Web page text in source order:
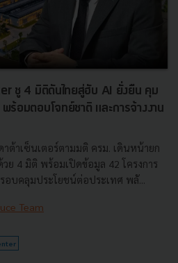
ชู 4 มิติดันไทยสู่ฮับ AI ยั่งยืน คุม
ร้อมตอบโจทย์ชาติ และการจ้างงาน
ต้าเซ็นเตอร์ตามมติ ครม. เดินหน้ายก
ย 4 มิติ พร้อมเปิดข้อมูล 42 โครงการ
บคลุมประโยชน์ต่อประเทศ พลั...
Team